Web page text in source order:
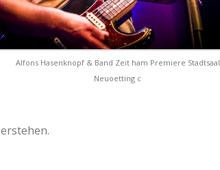
Alfons Hasenknopf & Band Zeit ham Premiere Stadtsaal
Neuoetting c
erstehen.